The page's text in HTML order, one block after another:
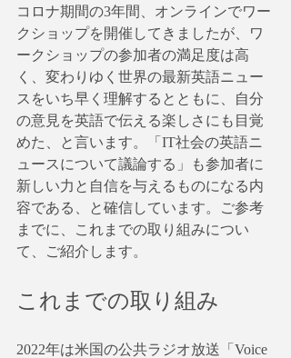
コロナ期間の3年間、オンラインでワー
クショップを開催してきましたが、ワ
ークショップの参加者の満足度は高
く、変わりゆく世界の最新英語ニュー
スをいち早く理解するとともに、自分
の意見を英語で伝える楽しさにも目覚
めた、と言います。「IT社会の英語ニ
ュースについて議論する」も参加者に
新しい力と自信を与えるものになる内
容である、と確信しています。ご参考
までに、これまでの取り組みについ
て、ご紹介します。
これまでの取り組み
2022年は米国の公共ラジオ放送「Voice